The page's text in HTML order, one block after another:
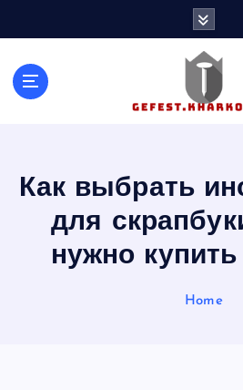
Как выбрать
для
нужно
Home